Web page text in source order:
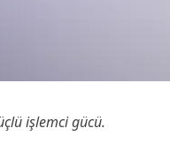
işlemci gücü.